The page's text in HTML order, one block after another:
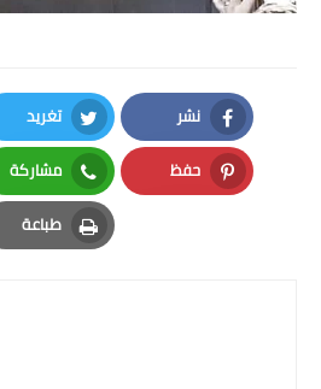
نشر
Facebook
تغريد
Twitter
حفظ
Pinterest
مشاركة
Whatsapp
طباعة
Print